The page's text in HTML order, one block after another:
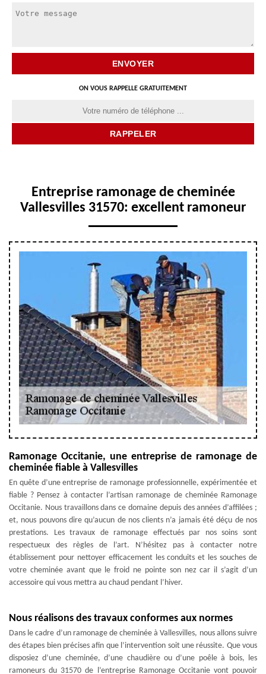
ON VOUS RAPPELLE GRATUITEMENT
Entreprise ramonage de cheminée
Vallesvilles 31570: excellent ramoneur
Ramonage Occitanie, une entreprise de ramonage de
cheminée fiable à Vallesvilles
En quête d’une entreprise de ramonage professionnelle, expérimentée et
fiable ? Pensez à contacter l’artisan ramonage de cheminée Ramonage
Occitanie. Nous travaillons dans ce domaine depuis des années d’affilées ;
et, nous pouvons dire qu’aucun de nos clients n’a jamais été déçu de nos
prestations. Les travaux de ramonage effectués par nos soins sont
respectueux des règles de l’art. N’hésitez pas à contacter notre
établissement pour nettoyer efficacement les conduits et les souches de
votre cheminée avant que le froid ne pointe son nez car il s’agit d’un
accessoire qui vous mettra au chaud pendant l’hiver.
Nous réalisons des travaux conformes aux normes
Dans le cadre d’un ramonage de cheminée à Vallesvilles, nous allons suivre
des étapes bien précises afin que l’intervention soit une réussite. Que vous
disposiez d’une cheminée, d’une chaudière ou d’une poêle à bois, les
ramoneurs du 31570 de l’entreprise Ramonage Occitanie vont pouvoir